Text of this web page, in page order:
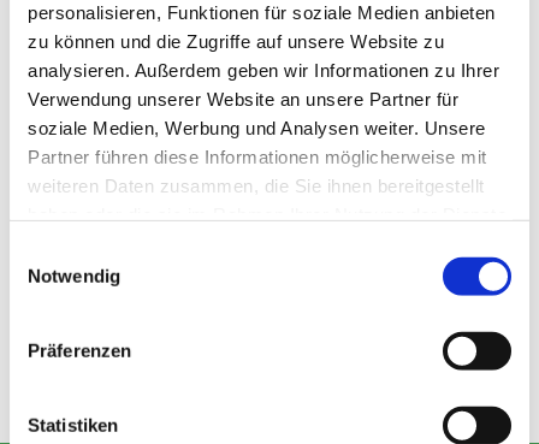
personalisieren, Funktionen für soziale Medien anbieten
zu können und die Zugriffe auf unsere Website zu
analysieren. Außerdem geben wir Informationen zu Ihrer
Verwendung unserer Website an unsere Partner für
soziale Medien, Werbung und Analysen weiter. Unsere
Partner führen diese Informationen möglicherweise mit
weiteren Daten zusammen, die Sie ihnen bereitgestellt
Notwendig
Präferenzen
Statistiken